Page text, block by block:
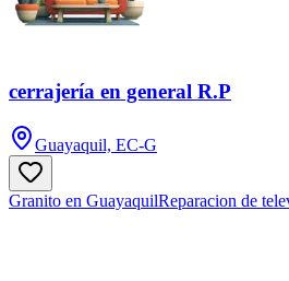
cerrajería en general R.P
Guayaquil, EC-G
Granito en GuayaquilReparacion de